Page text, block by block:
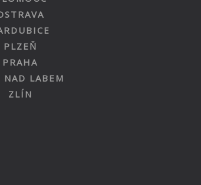
PLZEŇ
PRAHA
NAD LABEM
ZLÍN